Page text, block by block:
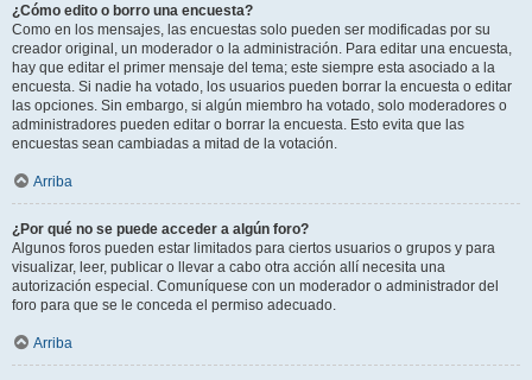
¿Cómo edito o borro una encuesta?
Como en los mensajes, las encuestas solo pueden ser modificadas por su
creador original, un moderador o la administración. Para editar una encuesta,
hay que editar el primer mensaje del tema; este siempre esta asociado a la
encuesta. Si nadie ha votado, los usuarios pueden borrar la encuesta o editar
las opciones. Sin embargo, si algún miembro ha votado, solo moderadores o
administradores pueden editar o borrar la encuesta. Esto evita que las
encuestas sean cambiadas a mitad de la votación.
Arriba
¿Por qué no se puede acceder a algún foro?
Algunos foros pueden estar limitados para ciertos usuarios o grupos y para
visualizar, leer, publicar o llevar a cabo otra acción allí necesita una
autorización especial. Comuníquese con un moderador o administrador del
foro para que se le conceda el permiso adecuado.
Arriba